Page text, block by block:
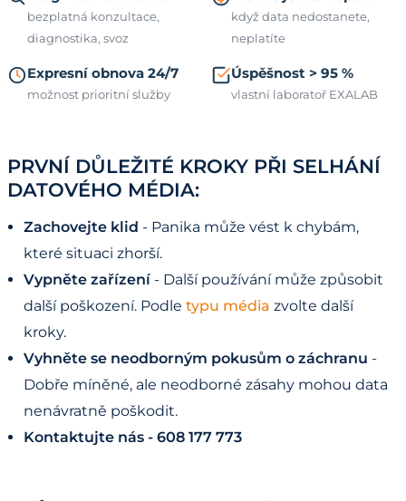
bezplatná konzultace,
diagnostika, svoz
když data nedostanete,
neplatíte
Expresní obnova 24/7
možnost prioritní služby
Úspěšnost > 95 %
vlastní laboratoř EXALAB
PRVNÍ DŮLEŽITÉ KROKY PŘI SELHÁNÍ
DATOVÉHO MÉDIA:
Zachovejte klid - Panika může vést k chybám,
které situaci zhorší.
Vypněte zařízení - Další používání může způsobit
další poškození. Podle typu média zvolte další
kroky.
Vyhněte se neodborným pokusům o záchranu -
Dobře míněné, ale neodborné zásahy mohou data
nenávratně poškodit.
Kontaktujte nás - 608 177 773